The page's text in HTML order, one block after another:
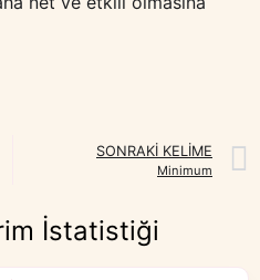
SONRAKI KELIME
Minimum
İstatistiği